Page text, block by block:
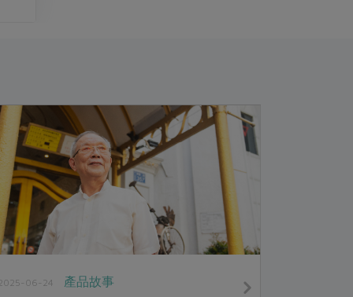
06-24 產品故事